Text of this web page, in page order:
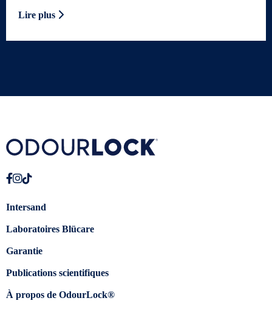
Lire plus
Intersand
Laboratoires Blücare
Garantie
Publications scientifiques
À propos de OdourLock®